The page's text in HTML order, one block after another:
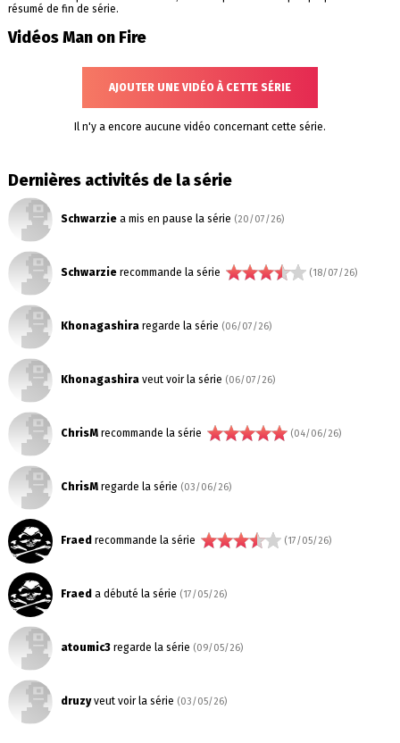
résumé de fin de série.
Vidéos Man on Fire
AJOUTER UNE VIDÉO À CETTE SÉRIE
Il n'y a encore aucune vidéo concernant cette série.
Dernières activités de la série
Schwarziea mis en pause la série (20/07/26)
Schwarzierecommande la série (18/07/26)
Khonagashiraregarde la série (06/07/26)
Khonagashiraveut voir la série (06/07/26)
ChrisMrecommande la série (04/06/26)
ChrisMregarde la série (03/06/26)
Fraed recommande la série (17/05/26)
Fraed a débuté la série (17/05/26)
atoumic3regarde la série (09/05/26)
druzyveut voir la série (03/05/26)